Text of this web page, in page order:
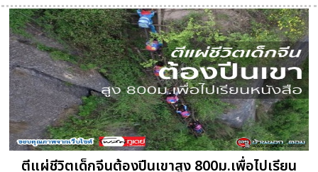
ตีแผ่ชีวิตเด็กจีนต้องปีนเขาสูง 800ม.เพื่อไปเรียน